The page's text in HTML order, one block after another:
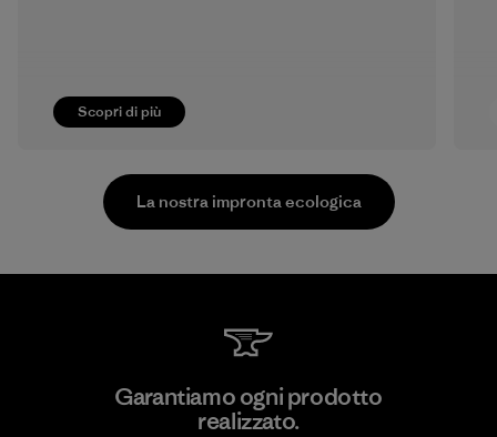
Scopri di più
Ceylon Knit Trend (Pvt) Ltd. -
Eheliyagoda
La nostra impronta ecologica
Garantiamo ogni prodotto
realizzato.